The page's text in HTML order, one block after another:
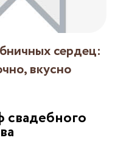
сердец:
вкусно